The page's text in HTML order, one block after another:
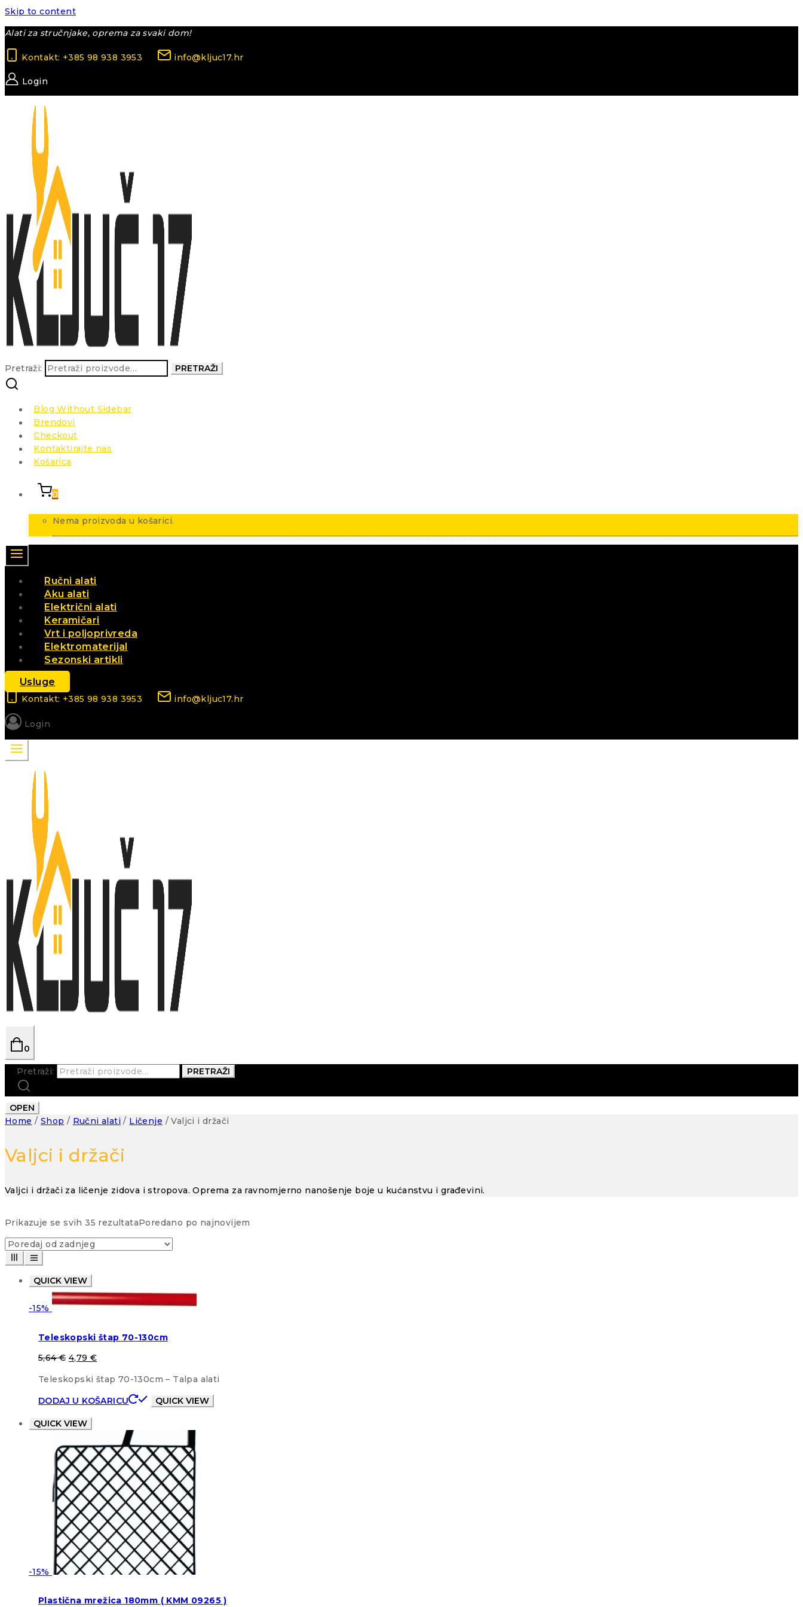
Skip to content
Alati za stručnjake, oprema za svaki dom!
Kontakt: +385 98 938 3953 info@kljuc17.hr
Login
Pretraži: PRETRAŽI
Blog Without Sidebar
Brendovi
Checkout
Kontaktirajte nas
Košarica
0
Nema proizvoda u košarici.
Ručni alati
Aku alati
Električni alati
Keramičari
Vrt i poljoprivreda
Elektromaterijal
Sezonski artikli
Usluge
Kontakt: +385 98 938 3953 info@kljuc17.hr
Login
0
Pretraži: PRETRAŽI
OPEN
Home / Shop / Ručni alati / Ličenje / Valjci i držači
Valjci i držači
Valjci i držači za ličenje zidova i stropova. Oprema za ravnomjerno nanošenje boje u kućanstvu i građevini.
Prikazuje se svih 35 rezultataPoredano po najnovijem
QUICK VIEW
-15%
Teleskopski štap 70-130cm
5,64€ 4,79 €
Teleskopski štap 70-130cm – Talpa alati
DODAJ U KOŠARICU
QUICK VIEW
QUICK VIEW
-15%
Plastična mrežica 180mm ( KMM 09265 )